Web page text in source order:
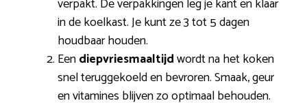
in de koelkast. Je kunt ze 3 tot 5 dagen
houdbaar houden.
Eendiepvriesmaaltijdwordt na het koken
snel teruggekoeld en bevroren. Smaak, geur
en vitamines blijven zo optimaal behouden.